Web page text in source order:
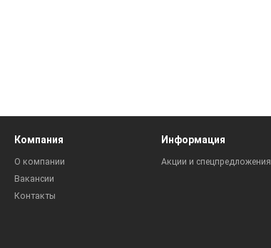
Компания
О компании
Вакансии
Контакты
Информация
Акции и спецпредложения